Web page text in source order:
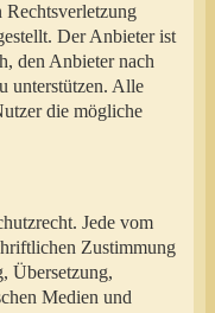
Der Anbieter ist
den Anbieter nach
unterstützen. Alle
die mögliche
Jede vom
Zustimmung
Übersetzung,
Medien und